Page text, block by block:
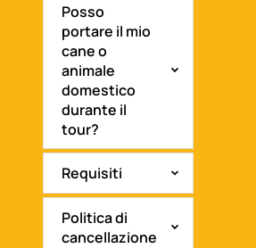
Posso
portare il mio
cane o
animale
domestico
durante il
tour?
Requisiti
Politica di
cancellazione